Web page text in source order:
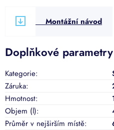
Montážní návod
Doplňkové parametry
Kategorie:
Záruka:
Hmotnost:
Objem (l):
Průměr v nejširším místě: